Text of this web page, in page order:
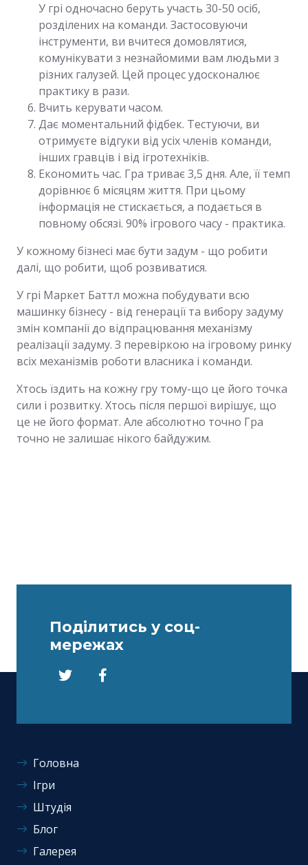
У грі одночасно беруть участь 30-50 осіб,
розділених на команди. Застосовуючи
інструменти, ви вчитеся домовлятися,
комунікувати з незнайомими вам людьми з
різних галузей. Цей процес удосконалює
практику в рази.
Вчить керувати часом.
Дає моментальний фідбек. Тестуючи, ви
отримуєте відгуки від усіх членів команди,
інших гравців і від ігротехніків.
Економить час. Гра триває 3,5 дня. Але, її темп
дорівнює 6 місяцям життя. При цьому
інформація не стискається, а подається в
повному обсязі. 90% ігрового часу - практика.
У кожному бізнесі має бути задум - що робити
далі, що робити, щоб розвиватися.
У грі Маркет Баттл можна побудувати всю
машинку бізнесу - від генерації та вибору задуму
змін компанії до відпрацювання механізму
реалізації задуму. З перевіркою на ігровому ринку
всіх механізмів роботи власника і команди.
Хтось їздить на кожну гру тому-що це його точка
сили і розвитку. Хтось після першої вирішує, що
це не його формат. Але абсолютно точно Гра
точно не залишає нікого байдужим.
Поділитись у соц-
мережах
Головна
Ігри
Штудія
Блог
Галерея